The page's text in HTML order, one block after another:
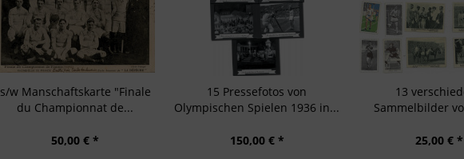
s/w Manschaftskarte "Finale
du Championnat de...
50,00 € *
15 Pressefotos von
Olympischen Spielen 1936 in...
150,00 € *
13
Sammelbilder
25,00 € *